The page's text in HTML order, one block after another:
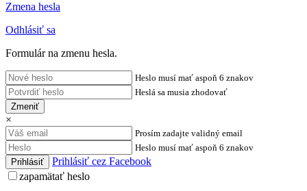
Zmena hesla
Odhlásiť sa
Formulár na zmenu hesla.
Heslo musí mať aspoň 6 znakov
Heslá sa musia zhodovať
Zmeniť
×
Prosím zadajte validný email
Heslo musí mať aspoň 6 znakov
Prihlásiť cez Facebook
zapamätať heslo